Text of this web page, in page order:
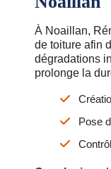
À Noaillan,
de toiture afin
dégradations
prolonge la
Pose